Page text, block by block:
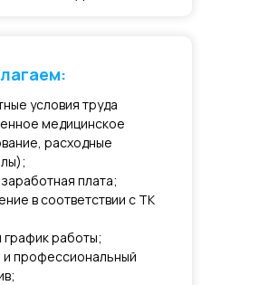
условия труда
медицинское
расходные
плата;
в соответствии с ТК
работы;
и профессиональный